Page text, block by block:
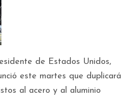
de Estados Unidos,
este martes que duplicará
al acero y al aluminio